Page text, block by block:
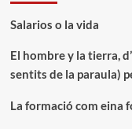
Salarios o la vida
El hombre y la tierra,
sentits de la paraula)
La formació com eina